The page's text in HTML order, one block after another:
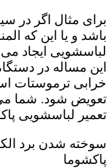
برای مثال اگر در
باشد و یا این که
لباسشویی ایجاد
این مساله در
خرابی ترموستات
تعویض شود. شما می
تعمیر لباسشویی
سوخته شدن برد
پاکشوما